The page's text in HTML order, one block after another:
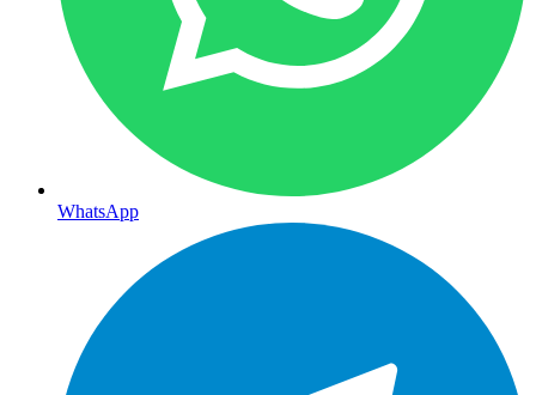
WhatsApp